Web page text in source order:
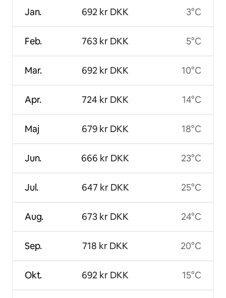
Jan.
Feb.
Mar.
Apr.
Maj
Jun.
Jul.
Aug.
Sep.
Okt.
692 kr DKK
763 kr DKK
692 kr DKK
724 kr DKK
679 kr DKK
666 kr DKK
647 kr DKK
673 kr DKK
718 kr DKK
692 kr DKK
3°C
5°C
10°C
14°C
18°C
23°C
25°C
24°C
20°C
15°C